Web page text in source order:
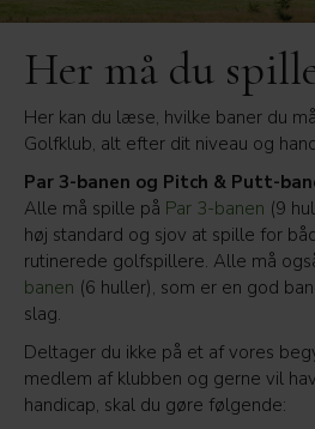
Her må du
Her kan du læse, hvilke baner du
Golfklub, alt efter dit niveau og
Par 3-banen og Pitch & Putt-
Alle må spille på Par 3-banen (9
høj standard og sjov at spille for
rutinerede golfspillere. Alle må
banen (6 huller), som er en god
slag.
Deltager du ikke på et af vores
medlem af klubben og gerne vil
handicap, skal du gøre følgende: